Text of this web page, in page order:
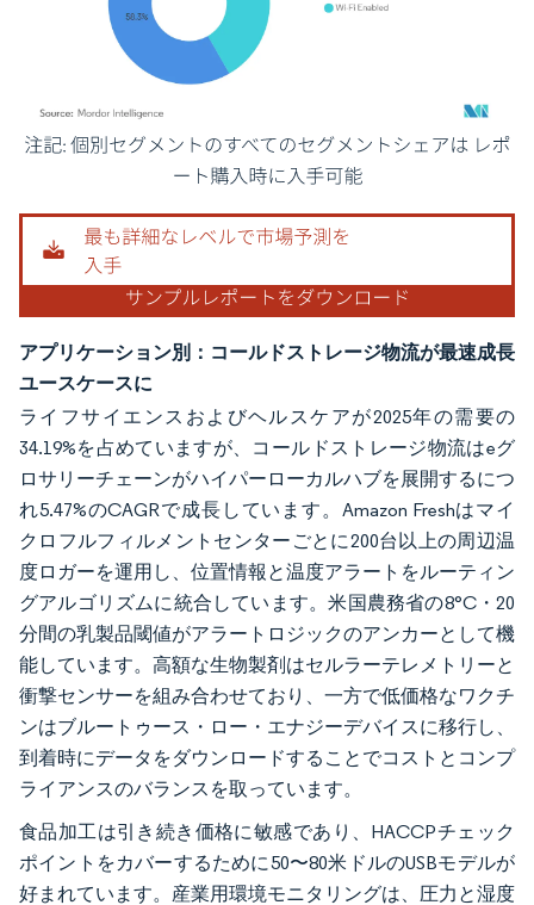
画像 © Mordor Intelligence。再利用にはCC BY 4.0の表示が必要です。
アプリケーション別：コールドストレージ物流が最速成長
ユースケースに
ライフサイエンスおよびヘルスケアが2025年の需要の
34.19%を占めていますが、コールドストレージ物流はeグ
ロサリーチェーンがハイパーローカルハブを展開するにつ
れ5.47%のCAGRで成長しています。Amazon Freshはマイ
クロフルフィルメントセンターごとに200台以上の周辺温
度ロガーを運用し、位置情報と温度アラートをルーティン
グアルゴリズムに統合しています。米国農務省の8°C・20
分間の乳製品閾値がアラートロジックのアンカーとして機
能しています。高額な生物製剤はセルラーテレメトリーと
衝撃センサーを組み合わせており、一方で低価格なワクチ
ンはブルートゥース・ロー・エナジーデバイスに移行し、
到着時にデータをダウンロードすることでコストとコンプ
ライアンスのバランスを取っています。
食品加工は引き続き価格に敏感であり、HACCPチェック
ポイントをカバーするために50〜80米ドルのUSBモデルが
好まれています。産業用環境モニタリングは、圧力と湿度